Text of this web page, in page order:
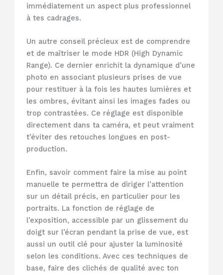
immédiatement un aspect plus professionnel
à tes cadrages.
Un autre conseil précieux est de comprendre
et de maîtriser le mode HDR (High Dynamic
Range). Ce dernier enrichit la dynamique d’une
photo en associant plusieurs prises de vue
pour restituer à la fois les hautes lumières et
les ombres, évitant ainsi les images fades ou
trop contrastées. Ce réglage est disponible
directement dans ta caméra, et peut vraiment
t’éviter des retouches longues en post-
production.
Enfin, savoir comment faire la mise au point
manuelle te permettra de diriger l’attention
sur un détail précis, en particulier pour les
portraits. La fonction de réglage de
l’exposition, accessible par un glissement du
doigt sur l’écran pendant la prise de vue, est
aussi un outil clé pour ajuster la luminosité
selon les conditions. Avec ces techniques de
base, faire des clichés de qualité avec ton